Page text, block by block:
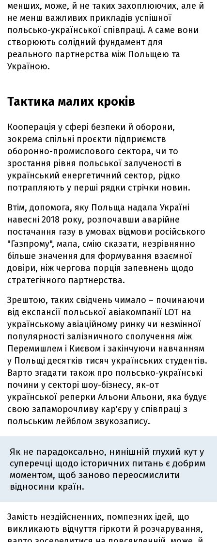
менших, може, й не таких захоплюючих, але й
не менш важливих прикладів успішної
польсько-української співпраці. А саме вони
створюють солідний фундамент для
реального партнерства між Польщею та
Україною.
Тактика малих кроків
Кооперація у сфері безпеки й оборони,
зокрема спільні проєкти підприємств
оборонно-промислового сектора, чи то
зростання рівня польської залученості в
український енергетичний сектор, рідко
потрапляють у перші рядки стрічки новин.
Втім, допомога, яку Польща надала Україні
навесні 2018 року, розпочавши аварійне
постачання газу в умовах відмови російського
"Газпрому", мала, смію сказати, незрівнянно
більше значення для формування взаємної
довіри, ніж чергова порція запевнень щодо
стратегічного партнерства.
Зрештою, таких свідчень чимало – починаючи
від експансії польської авіакомпанії LOT на
українському авіаційному ринку чи незмінної
популярності залізничного сполучення між
Перемишлем і Києвом і закінчуючи навчанням
у Польщі десятків тисяч українських студентів.
Варто згадати також про польсько-українські
почини у секторі шоу-бізнесу, як-от
української реперки Альони Альони, яка будує
свою запаморочливу кар'єру у співпраці​​ з
польським лейблом звукозапису.
Як не парадоксально, нинішній глухий кут у
суперечці щодо історичних питань є добрим
моментом, щоб заново переосмислити
відносини країн.
Замість нездійсненних, помпезних ідей, що
викликають відчуття гіркоти й розчарування,